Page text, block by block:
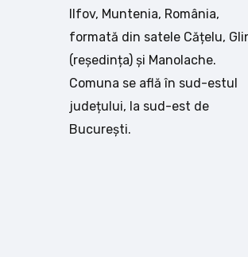
Ilfov, Muntenia, România,
formată din satele Cățelu,
(reședința) și Manolache.
Comuna se află în sud-estul
județului, la sud-est de
București.